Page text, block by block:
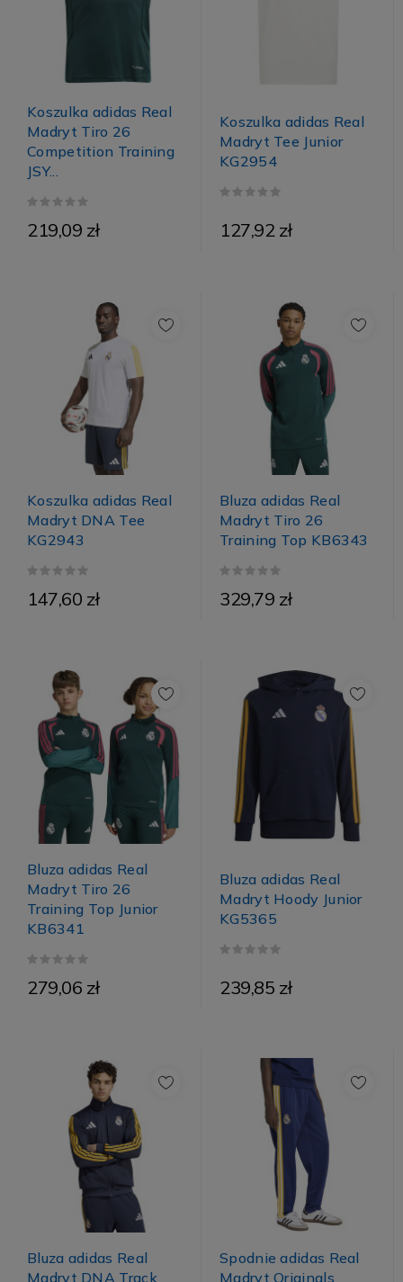
Koszulka adidas Real
Madryt Tiro 26
Competition Training
JSY...
219,09 zł
Koszulka adidas Real
Madryt Tee Junior
KG2954
127,92 zł
Koszulka adidas Real
Madryt DNA Tee
KG2943
147,60 zł
Bluza adidas Real
Madryt Tiro 26
Training Top KB6343
329,79 zł
Bluza adidas Real
Madryt Tiro 26
Training Top Junior
KB6341
279,06 zł
Bluza adidas Real
Madryt Hoody Junior
KG5365
239,85 zł
Bluza adidas Real
Madryt DNA Track
Spodnie adidas Real
Madryt Originals